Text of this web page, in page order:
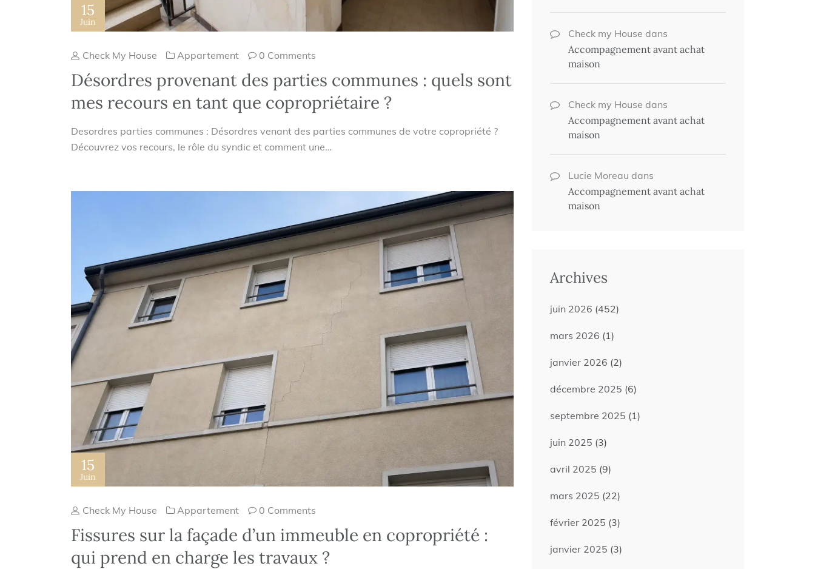
15
Juin
Check My House Appartement 0 Comments
Désordres provenant des parties communes : quels sont
mes recours en tant que copropriétaire ?
Desordres parties communes : Désordres venant des parties communes de votre copropriété ?
Découvrez vos recours, le rôle du syndic et comment une…
15
Juin
Check My House Appartement 0 Comments
Fissures sur la façade d’un immeuble en copropriété :
qui prend en charge les travaux ?
Check my House dans
Accompagnement avant achat
maison
Check my House dans
Accompagnement avant achat
maison
Lucie Moreau dans
Accompagnement avant achat
maison
Archives
juin 2026 (452)
mars 2026 (1)
janvier 2026 (2)
décembre 2025 (6)
septembre 2025 (1)
juin 2025 (3)
avril 2025 (9)
mars 2025 (22)
février 2025 (3)
janvier 2025 (3)